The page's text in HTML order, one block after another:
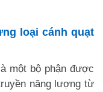
loại cánh quạt
một bộ phận được
năng lượng từ